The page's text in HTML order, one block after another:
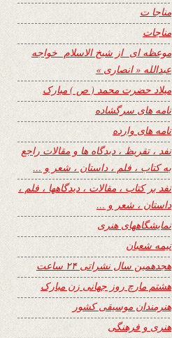
مناجا ت
مناجات
موعظه ای از شیخ الاسلام خواجه
عبدالله « انصاری »
میلاد حضرت محمد ( ص ) مبارک
نامه های سرگشاده
نامه های وارده
نفد ، تقریظ ، دیدگاه ها و مقالات راجع
به کتاب ، فلم ، داستان ، شعر و …
نفد بر کتاب ، مقالات ، دیدگاهها ، فلم ،
داستان ، شعر و …
نمایشگاههای هنری
نیمه شعبان
هجدهمین سال نشراتی ۲۴ ساعت
هشتم مارچ روز جهانی زن مبارک
هنرمندان موسیقی کشور
هنری و فرهنگی